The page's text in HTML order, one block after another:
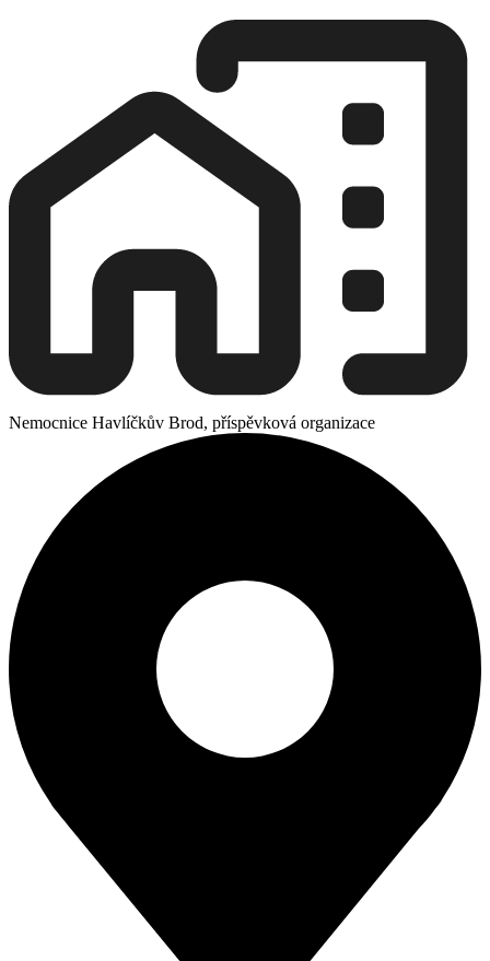
Nemocnice Havlíčkův Brod, příspěvková organizace